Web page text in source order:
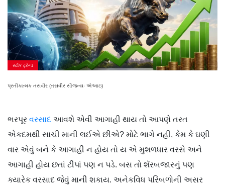
સ્ટૉક ટ્રેન્ડ
પ્રતીકાત્મક તસવીર (તસવીર સૌજન્યઃ એઆઇ)
ભરપૂર વરસાદ આવશે એવી આગાહી થાય તો આપણે તરત
એકદમથી સાચી માની લઈએ છીએ? મોટે ભાગે નહીં, કેમ કે ઘણી
વાર એવું બને કે આગાહી ન હોય તો ય એ મુશળધાર વરસે અને
આગાહી હોય છતાં ટીપાં પણ ન પડે. બસ તો શૅરબજારનું પણ
ક્યારેક વરસાદ જેવું માની શકાય. અનેકવિધ પરિબળોની અસર